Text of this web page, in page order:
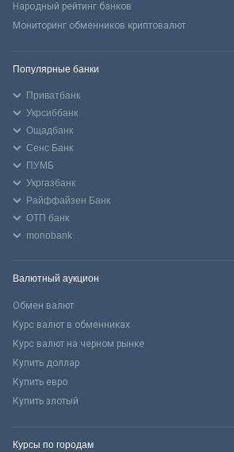
Народный рейтинг банков
Мониторинг обменников криптовалют
Популярные банки
Приватбанк
Укрсиббанк
Ощадбанк
Сенс Банк
ПУМБ
Укргазбанк
Райффайзен Банк
ОТП банк
monobank
Валютный аукцион
Обмен валют
Курс валют в обменниках
Курс валют на черном рынке
Купить доллар
Купить евро
Купить злотый
Курсы по городам